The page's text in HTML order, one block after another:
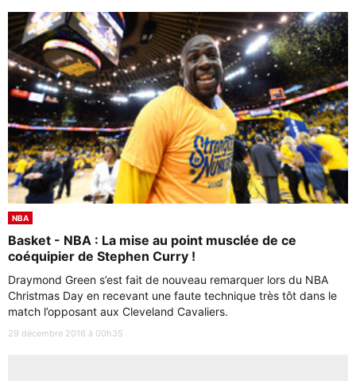
NBA
Basket - NBA : La mise au point musclée de ce
coéquipier de Stephen Curry !
Draymond Green s’est fait de nouveau remarquer lors du NBA
Christmas Day en recevant une faute technique très tôt dans le
match l’opposant aux Cleveland Cavaliers.
29 décembre 2016 à 00h35